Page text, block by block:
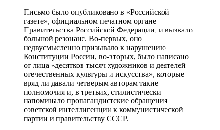
Письмо было опубликовано в «Российской
газете», официальном печатном органе
Правительства Российской Федерации, и вызвало
большой резонанс. Во-первых, оно
недвусмысленно призывало к нарушению
Конституции России, во-вторых, было написано
от лица «десятков тысяч художников и деятелей
отечественных культуры и искусства», которые
вряд ли давали четверым авторам такие
полномочия и, в третьих, стилистически
напоминало пропагандистские обращения
советской интеллигенции к коммунистической
партии и правительству СССР.